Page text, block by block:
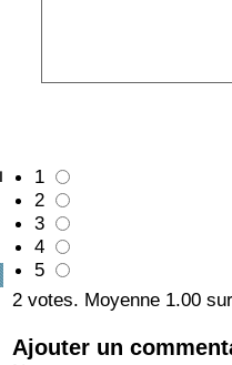
1
2
3
4
5
2 votes. Moyenne 1.00
Ajouter un